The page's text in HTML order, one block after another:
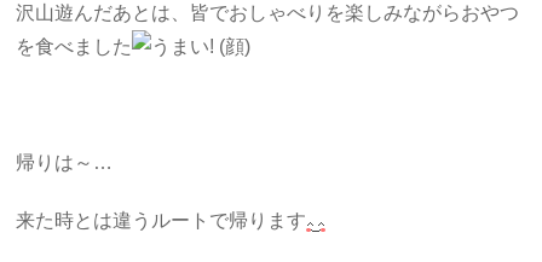
沢山遊んだあとは、皆でおしゃべりを楽しみながらおやつ
を食べました
帰りは～…
来た時とは違うルートで帰ります